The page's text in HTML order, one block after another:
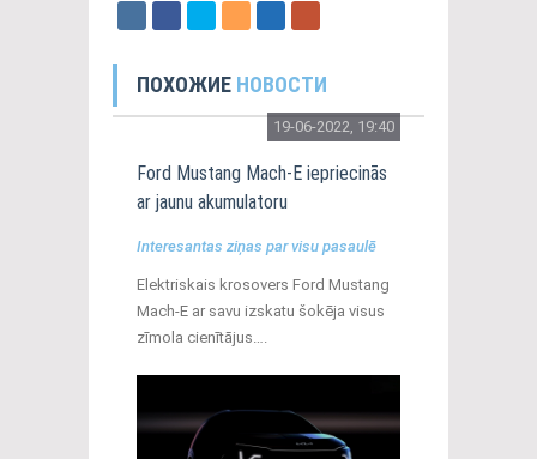
ПОХОЖИЕ НОВОСТИ
19-06-2022, 19:40
Ford Mustang Mach-E iepriecinās
ar jaunu akumulatoru
Interesantas ziņas par visu pasaulē
Elektriskais krosovers Ford Mustang
Mach-E ar savu izskatu šokēja visus
zīmola cienītājus….